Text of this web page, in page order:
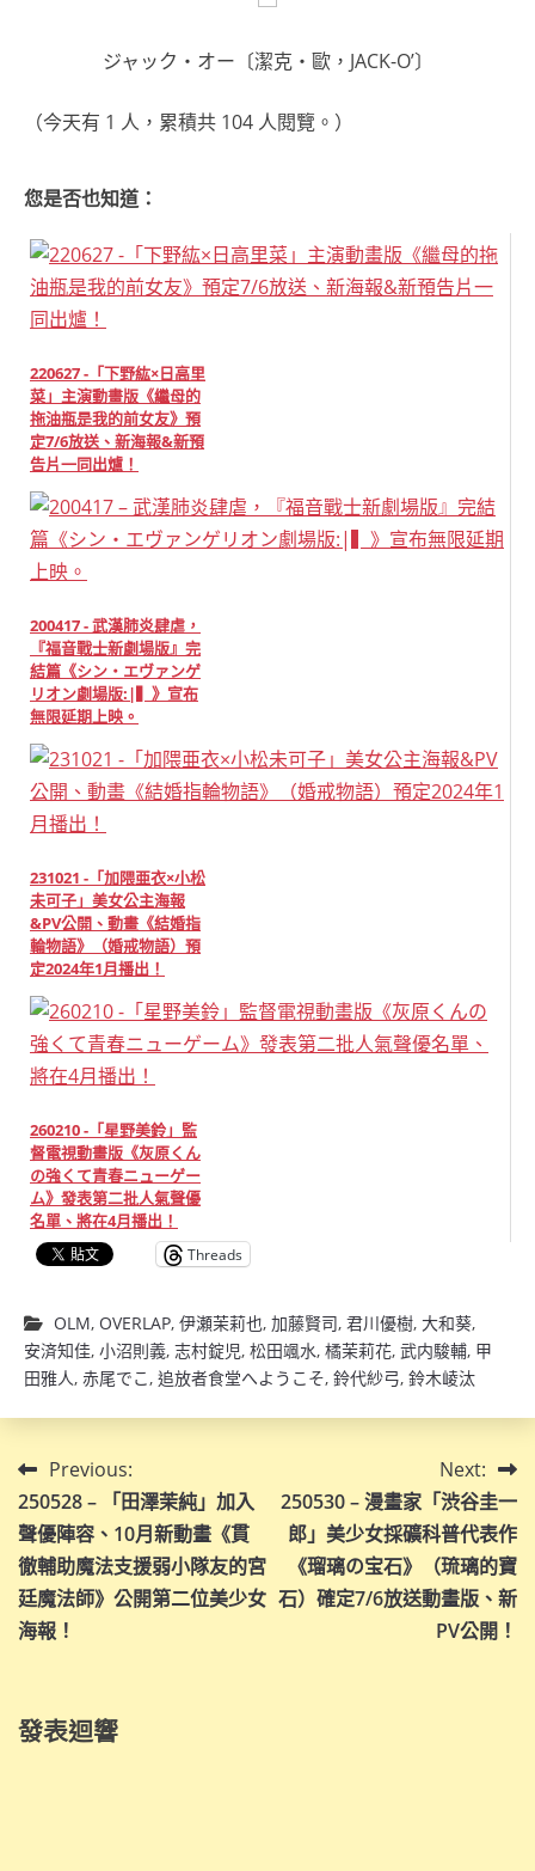
ジャック・オー〔潔克‧歐，JACK-O’〕
（今天有 1 人，累積共 104 人閱覽。）
您是否也知道：
220627 -「下野紘×日高里
菜」主演動畫版《繼母的
拖油瓶是我的前女友》預
定7/6放送、新海報&新預
告片一同出爐！
200417 - 武漢肺炎肆虐，
『福音戰士新劇場版』完
結篇《シン・エヴァンゲ
リオン劇場版:|▍》宣布
無限延期上映。
231021 -「加隈亜衣×小松
未可子」美女公主海報
&PV公開、動畫《結婚指
輪物語》（婚戒物語）預
定2024年1月播出！
260210 -「星野美鈴」監
督電視動畫版《灰原くん
の強くて青春ニューゲー
ム》發表第二批人氣聲優
名單、將在4月播出！
Threads
OLM, OVERLAP, 伊瀬茉莉也, 加藤賢司, 君川優樹, 大和葵,
安済知佳, 小沼則義, 志村錠児, 松田颯水, 橘茉莉花, 武内駿輔, 甲
田雅人, 赤尾でこ, 追放者食堂へようこそ, 鈴代紗弓, 鈴木崚汰
文
章
導
覽
Previous:
250528 – 「田澤茉純」加入
聲優陣容、10月新動畫《貫
徹輔助魔法支援弱小隊友的宮
廷魔法師》公開第二位美少女
海報！
Next:
250530 – 漫畫家「渋谷圭一
郎」美少女採礦科普代表作
《瑠璃の宝石》（琉璃的寶
石）確定7/6放送動畫版、新
PV公開！
發表迴響